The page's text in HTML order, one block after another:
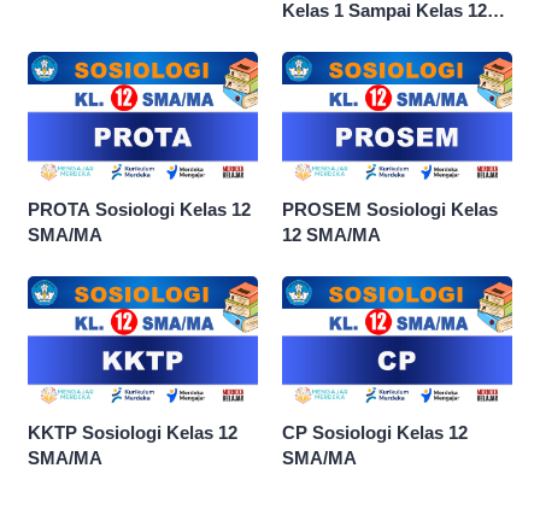
Kelas 1 Sampai Kelas 12
PROTA Sosiologi Kelas 12
SMA/MA
PROSEM Sosiologi Kelas
12 SMA/MA
KKTP Sosiologi Kelas 12
SMA/MA
CP Sosiologi Kelas 12
SMA/MA